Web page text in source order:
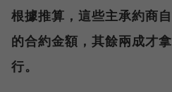
根據推算，這些主承約商
的合約金額，其餘兩成才
行。